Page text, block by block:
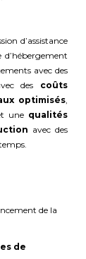
d’assistance
avec des
des coûts
optimisés,
une qualités
avec des
de la
de